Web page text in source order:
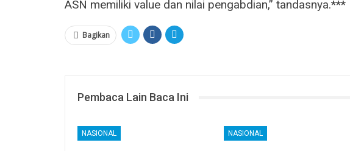
ASN memiliki value dan nilai pengabdian,” tandasnya.***
Bagikan
Pembaca Lain Baca Ini
NASIONAL NASIONAL